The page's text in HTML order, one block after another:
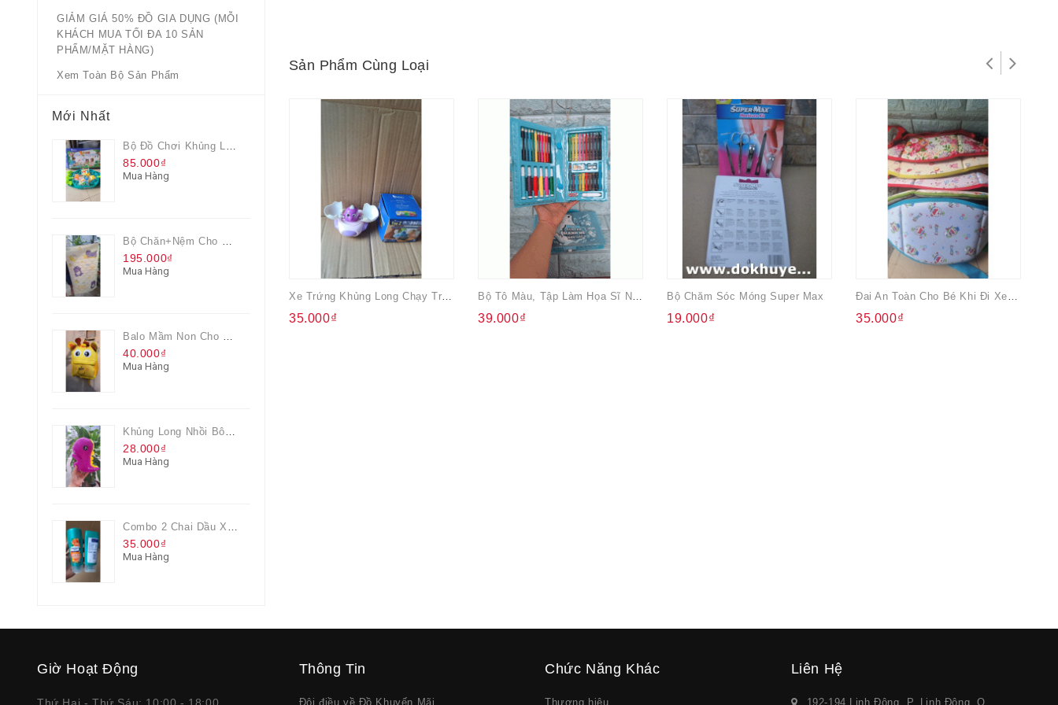
GIẢM GIÁ 50% ĐỒ GIA DỤNG (MỖI
KHÁCH MUA TỐI ĐA 10 SẢN
PHẨM/MẶT HÀNG)
Xem Toàn Bộ Sản Phẩm
Mới Nhất
Bộ Đồ Chơi Khủng Long Đại Chiến
85.000₫
Mua Hàng
Bộ Chăn+nệm Cho Bé Everon Quà Từ Pediasure
195.000₫
Mua Hàng
Balo Mầm Non Cho Bé Grow Màu Vàng
40.000₫
Mua Hàng
Khủng Long Nhồi Bông Cho Bé Chơi Màu Tím
28.000₫
Mua Hàng
Combo 2 Chai Dầu Xả Rejoice 3IN1 Siêu Mềm Mượt Chai 60ML
35.000₫
Mua Hàng
Sản Phẩm Cùng Loại
35.000₫ 39.000₫
Bộ Chăm Sóc Móng Super Max
19.000₫ 35.000₫
Giờ Hoạt Động Thông Tin
Đôi điều về Đồ Khuyến Mãi
Chức Năng Khác
Thương hiệu
Liên Hệ
192-194 Linh Đông, P. Linh Đông, Q.